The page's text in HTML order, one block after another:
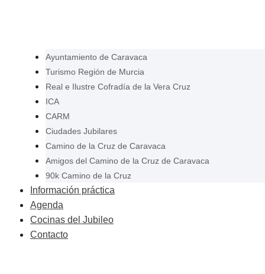
Ayuntamiento de Caravaca
Turismo Región de Murcia
Real e Ilustre Cofradía de la Vera Cruz
ICA
CARM
Ciudades Jubilares
Camino de la Cruz de Caravaca
Amigos del Camino de la Cruz de Caravaca
90k Camino de la Cruz
Información práctica
Agenda
Cocinas del Jubileo
Contacto